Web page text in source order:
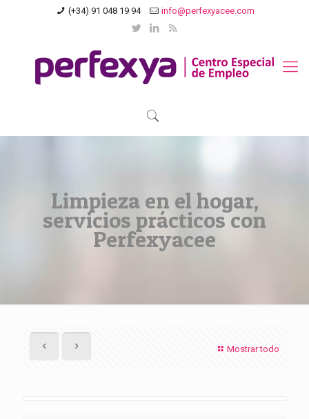
(+34) 91 048 19 94 info@perfexyacee.com
Limpieza en el hogar,
servicios prácticos con
Perfexyacee
Mostrar todo